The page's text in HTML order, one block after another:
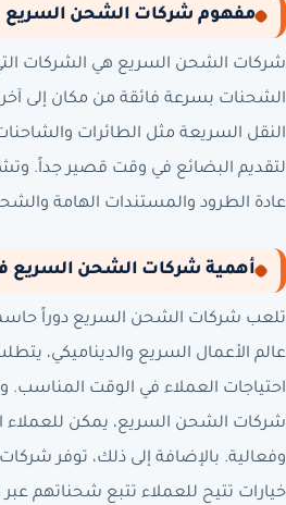
مفهوم شركات الشحن السريع
شركات الشحن السريع هي الشركات
الشحنات بسرعة فائقة من مكان إلى
النقل السريعة مثل الطائرات
لتقديم البضائع في وقت قصير جداً.
عادة الطرود والمستندات الهامة
أهمية شركات الشحن السريع
تلعب شركات الشحن السريع دوراً
عالم الأعمال السريع والديناميكي،
احتياجات العملاء في الوقت المناسب.
شركات الشحن السريع، يمكن للعملاء
وفعالية. بالإضافة إلى ذلك، توفر
خيارات تتيح للعملاء تتبع شحناتهم